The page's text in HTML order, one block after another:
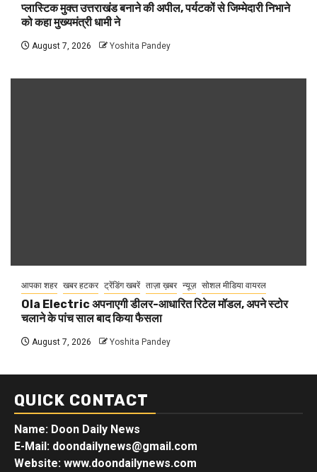
प्लास्टिक मुक्त उत्तराखंड बनाने की अपील, पर्यटकों से जिम्मेदारी निभाने
को कहा मुख्यमंत्री धामी ने
August 7, 2026 Yoshita Pandey
आपका शहर खबर हटकर ट्रेंडिंग खबरें ताज़ा ख़बर न्यूज़ सोशल मीडिया वायरल
Ola Electric अपनाएगी डीलर-आधारित रिटेल मॉडल, अपने स्टोर
चलाने के पांच साल बाद किया फैसला
August 7, 2026 Yoshita Pandey
QUICK CONTACT
Name: Doon Daily News
E-Mail: doondailynews@gmail.com
Website: www.doondailynews.com